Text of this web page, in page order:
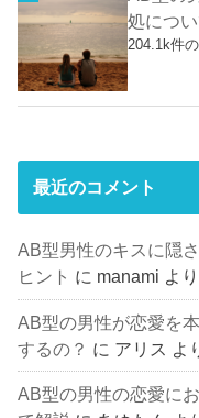
処につ
204.1k件
最近のコメント
AB型男性のキスに隠
ヒント に manami より
AB型の男性が恋愛を
するの？ に アリス よ
AB型の男性の恋愛に